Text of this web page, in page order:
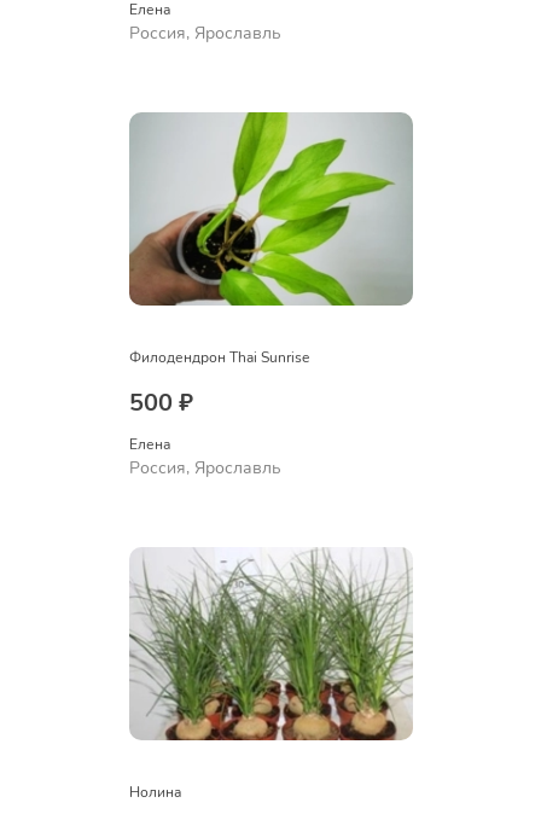
Елена
Россия, Ярославль
Филодендрон Thai Sunrise
500 ₽
Елена
Россия, Ярославль
Нолина